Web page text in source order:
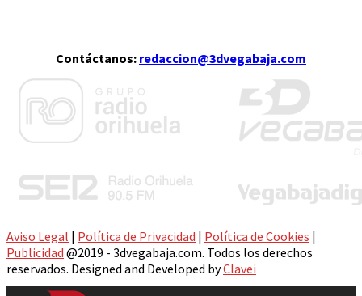
Contáctanos: redaccion@3dvegabaja.com
Aviso Legal | Política de Privacidad | Política de Cookies |
Publicidad @2019 - 3dvegabaja.com. Todos los derechos
reservados. Designed and Developed byClavei